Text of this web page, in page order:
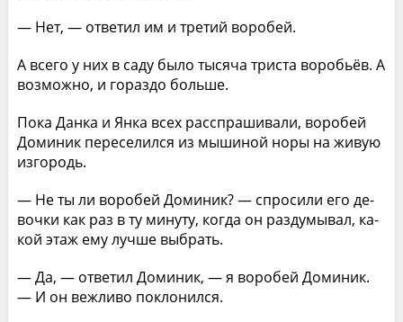
— Нет, — ответил им и третий воробей.
А всего у них в саду было тысяча триста воробьёв. А
возможно, и гораздо больше.
Пока Данка и Янка всех расспрашивали, воробей
Доминик переселился из мышиной норы на живую
из­городь.
— Не ты ли воробей Доминик? — спросили его де­
вочки как раз в ту минуту, когда он раздумывал, ка­
кой этаж ему лучше выбрать.
— Да, — ответил Доминик, — я воробей Доминик.
— И он вежливо поклонился.